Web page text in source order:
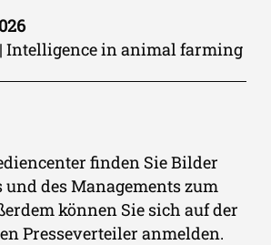
| Intelligence in animal farming
finden Sie Bilder
des Managements zum
können Sie sich auf der
Presseverteiler anmelden.